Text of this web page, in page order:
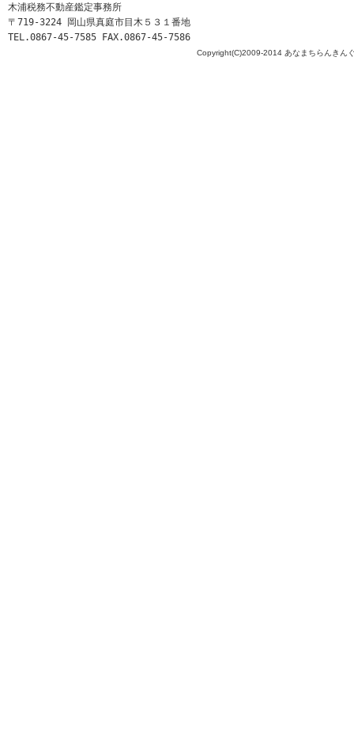
木浦税務不動産鑑定事務所
〒719-3224 岡山県真庭市目木５３１番地
TEL.0867-45-7585 FAX.0867-45-7586
Copyright(C)2009-2014 あなまちらんきん